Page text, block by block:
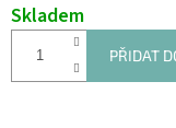
Skladem
PŘIDAT